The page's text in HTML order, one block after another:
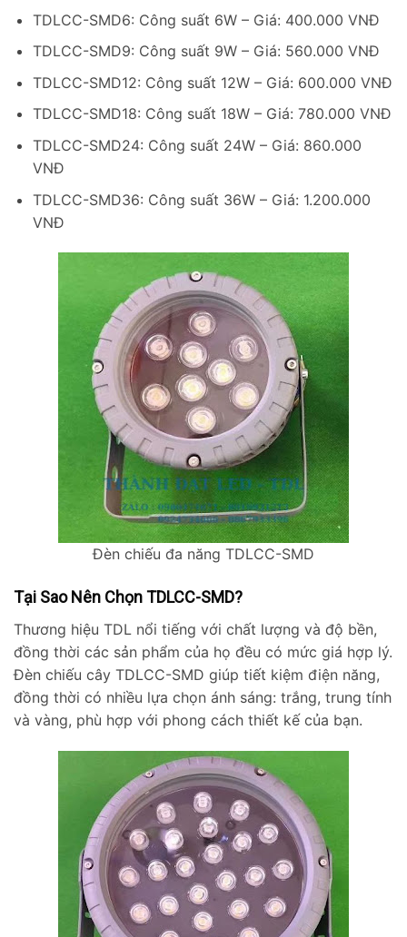
TDLCC-SMD6: Công suất 6W – Giá: 400.000 VNĐ
TDLCC-SMD9: Công suất 9W – Giá: 560.000 VNĐ
TDLCC-SMD12: Công suất 12W – Giá: 600.000 VNĐ
TDLCC-SMD18: Công suất 18W – Giá: 780.000 VNĐ
TDLCC-SMD24: Công suất 24W – Giá: 860.000
VNĐ
TDLCC-SMD36: Công suất 36W – Giá: 1.200.000
VNĐ
Đèn chiếu đa năng TDLCC-SMD
Tại Sao Nên Chọn TDLCC-SMD?
Thương hiệu TDL nổi tiếng với chất lượng và độ bền,
đồng thời các sản phẩm của họ đều có mức giá hợp lý.
Đèn chiếu cây TDLCC-SMD giúp tiết kiệm điện năng,
đồng thời có nhiều lựa chọn ánh sáng: trắng, trung tính
và vàng, phù hợp với phong cách thiết kế của bạn.